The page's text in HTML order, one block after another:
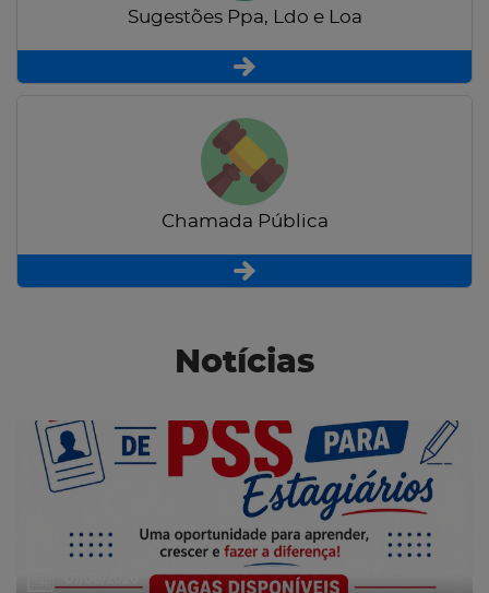
Sugestões Ppa, Ldo e Loa
Chamada Pública
Notícias